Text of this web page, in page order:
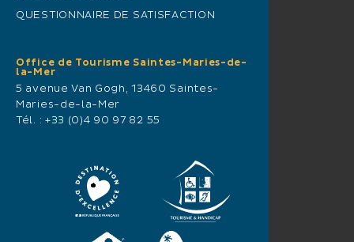
QUESTIONNAIRE DE SATISFACTION
Office de Tourisme Saintes-Maries-de-
la-Mer
5 avenue Van Gogh, 13460 Saintes-
Maries-de-la-Mer
Tél. : +33 (0)4 90 97 82 55